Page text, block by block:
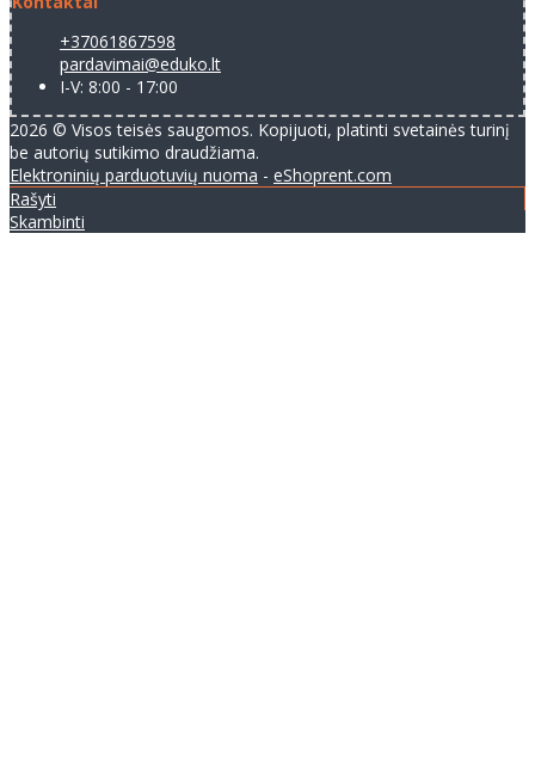
+37061867598
pardavimai@eduko.lt
I-V: 8:00 - 17:00
2026 © Visos teisės saugomos. Kopijuoti, platinti svetainės turinį
be autorių sutikimo draudžiama.
Elektroninių parduotuvių nuoma - eShoprent.com
Rašyti
Skambinti